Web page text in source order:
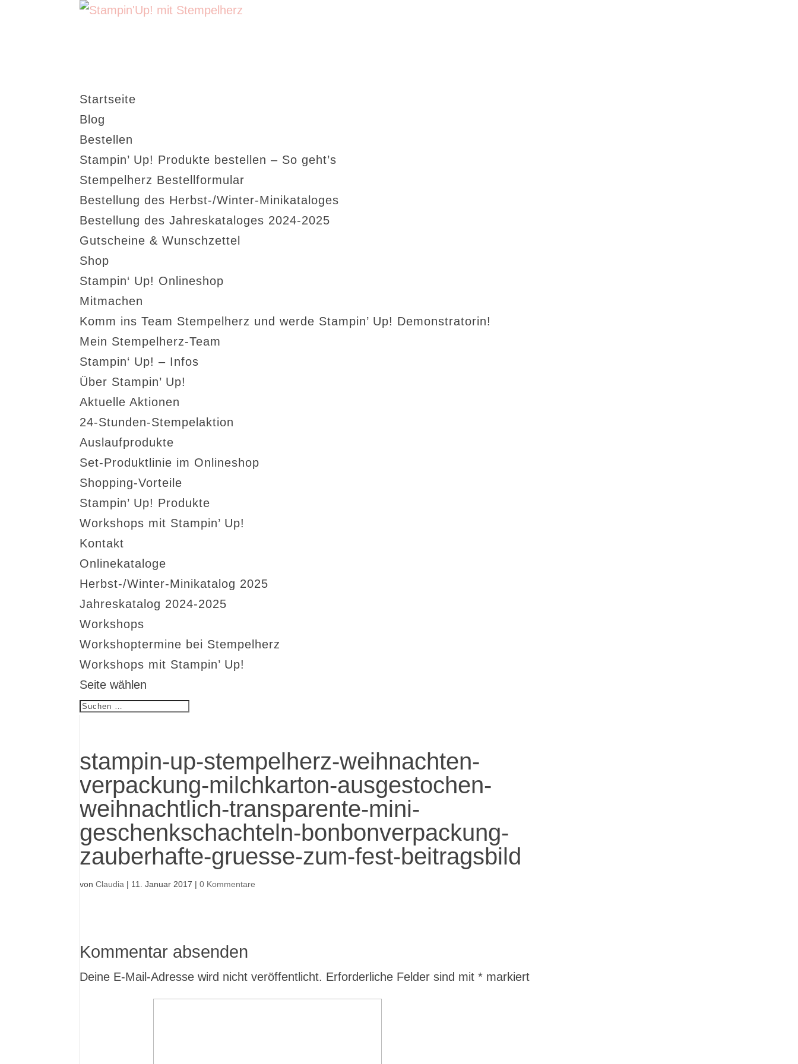
Startseite
Blog
Bestellen
Stampin’ Up! Produkte bestellen – So geht’s
Stempelherz Bestellformular
Bestellung des Herbst-/Winter-Minikataloges
Bestellung des Jahreskataloges 2024-2025
Gutscheine & Wunschzettel
Shop
Stampin‘ Up! Onlineshop
Mitmachen
Komm ins Team Stempelherz und werde Stampin’ Up! Demonstratorin!
Mein Stempelherz-Team
Stampin‘ Up! – Infos
Über Stampin’ Up!
Aktuelle Aktionen
24-Stunden-Stempelaktion
Auslaufprodukte
Set-Produktlinie im Onlineshop
Shopping-Vorteile
Stampin’ Up! Produkte
Workshops mit Stampin’ Up!
Kontakt
Onlinekataloge
Herbst-/Winter-Minikatalog 2025
Jahreskatalog 2024-2025
Workshops
Workshoptermine bei Stempelherz
Workshops mit Stampin’ Up!
Seite wählen
stampin-up-stempelherz-weihnachten-
verpackung-milchkarton-ausgestochen-
weihnachtlich-transparente-mini-
geschenkschachteln-bonbonverpackung-
zauberhafte-gruesse-zum-fest-beitragsbild
vonClaudia | 11. Januar 2017 |0 Kommentare
Kommentar absenden
Deine E-Mail-Adresse wird nicht veröffentlicht. Erforderliche Felder sind mit* markiert